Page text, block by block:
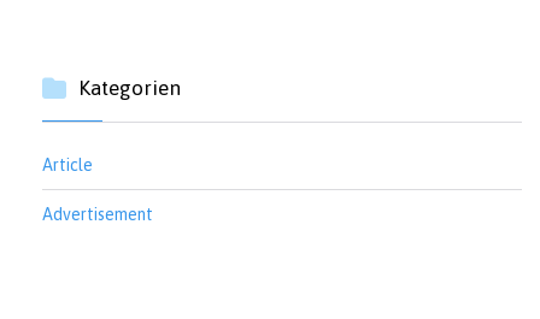
Kategorien
Article
Advertisement